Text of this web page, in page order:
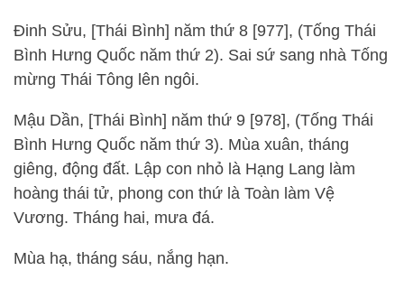
Đinh Sửu, [Thái Bình] năm thứ 8 [977], (Tống Thái
Bình Hưng Quốc năm thứ 2). Sai sứ sang nhà Tống
mừng Thái Tông lên ngôi.
Mậu Dần, [Thái Bình] năm thứ 9 [978], (Tống Thái
Bình Hưng Quốc năm thứ 3). Mùa xuân, tháng
giêng, động đất. Lập con nhỏ là Hạng Lang làm
hoàng thái tử, phong con thứ là Toàn làm Vệ
Vương. Tháng hai, mưa đá.
Mùa hạ, tháng sáu, nắng hạn.